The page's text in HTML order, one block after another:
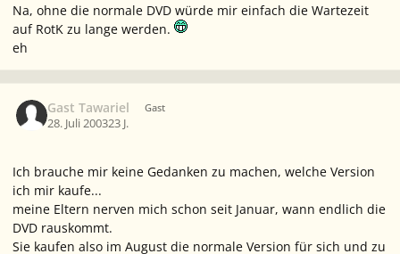
Na, ohne die normale DVD würde mir einfach die Wartezeit
auf RotK zu lange werden.
eh
Gast Tawariel Gast
28. Juli 200323 J.
Ich brauche mir keine Gedanken zu machen, welche Version
ich mir kaufe...
meine Eltern nerven mich schon seit Januar, wann endlich die
DVD rauskommt.
Sie kaufen also im August die normale Version für sich und zu